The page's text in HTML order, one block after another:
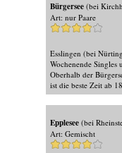
Bürgersee(bei
Art: nur Paare
Esslingen (bei
Wochenende Singles
Oberhalb der
ist die beste Zeit ab
Epplesee(bei
Art: Gemischt